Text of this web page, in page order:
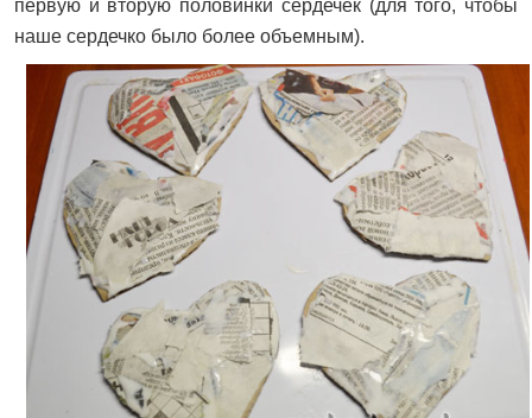
первую и вторую половинки сердечек (для того, чтобы
наше сердечко было более объемным).